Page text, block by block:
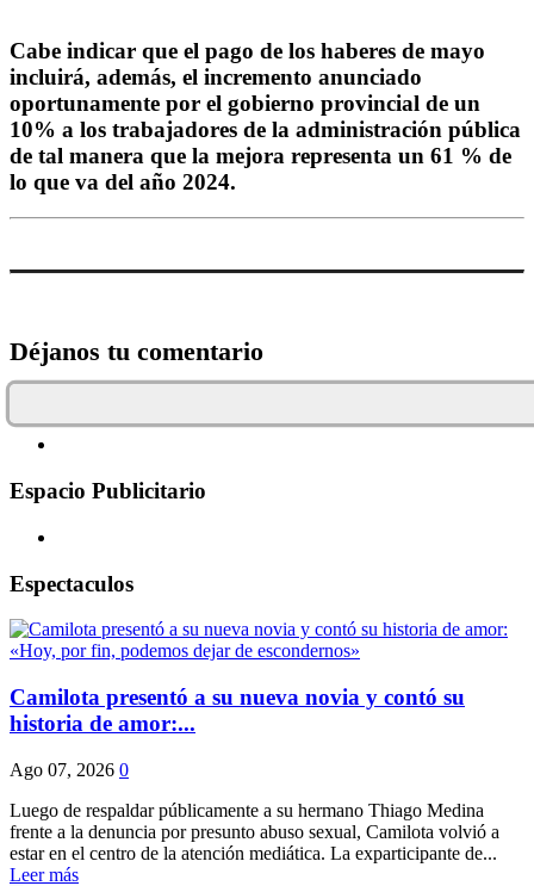
Cabe indicar que el pago de los haberes de mayo
incluirá, además, el incremento anunciado
oportunamente por el gobierno provincial de un
10% a los trabajadores de la administración pública
de tal manera que la mejora representa un 61 % de
lo que va del año 2024.
Déjanos tu comentario
Espacio Publicitario
Espectaculos
Camilota presentó a su nueva novia y contó su
historia de amor:...
Ago 07, 2026 0
Luego de respaldar públicamente a su hermano Thiago Medina
frente a la denuncia por presunto abuso sexual, Camilota volvió a
estar en el centro de la atención mediática. La exparticipante de...
Leer más